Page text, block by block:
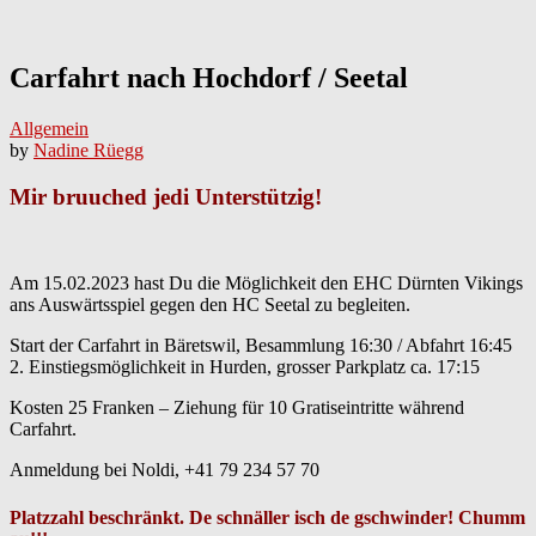
Carfahrt nach Hochdorf / Seetal
Allgemein
by Nadine Rüegg
Mir bruuched jedi Unterstützig!
Am 15.02.2023 hast Du die Möglichkeit den EHC Dürnten Vikings
ans Auswärtsspiel gegen den HC Seetal zu begleiten.
Start der Carfahrt in Bäretswil, Besammlung 16:30 / Abfahrt 16:45
2. Einstiegsmöglichkeit in Hurden, grosser Parkplatz ca. 17:15
Kosten 25 Franken – Ziehung für 10 Gratiseintritte während
Carfahrt.
Anmeldung bei Noldi, +41 79 234 57 70
Platzzahl beschränkt. De schnäller isch de gschwinder! Chumm